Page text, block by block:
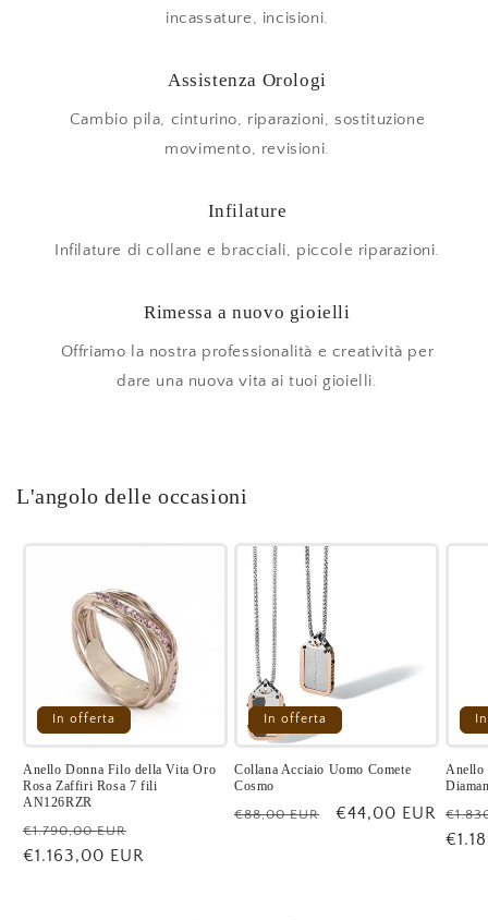
incassature, incisioni.
Assistenza Orologi
Cambio pila, cinturino, riparazioni, sostituzione
movimento, revisioni.
Infilature
Infilature di collane e bracciali, piccole riparazioni.
Rimessa a nuovo gioielli
Offriamo la nostra professionalità e creatività per
dare una nuova vita ai tuoi gioielli.
L'angolo delle occasioni
In offerta
Anello Donna Filo della Vita Oro
Rosa Zaffiri Rosa 7 fili
AN126RZR
Prezzo
di
€1.790,00 EUR
scontato
€1.163,00 EUR
In offerta
Collana Acciaio Uomo Comete
Cosmo
Prezzo
€88,00 EUR
Prezzo
€44,00 EUR
Anello
di